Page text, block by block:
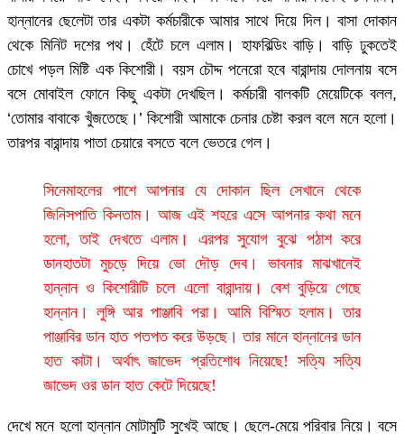
হান্নানের ছেলেটা তার একটা কর্মচারীকে আমার সাথে দিয়ে দিল। বাসা দোকান
থেকে মিনিট দশের পথ। হেঁটে চলে এলাম। হাফবিল্ডিং বাড়ি। বাড়ি ঢুকতেই
চোখে পড়ল মিষ্টি এক কিশোরী। বয়স চৌদ্দ পনেরো হবে বারান্দায় দোলনায় বসে
বসে মোবাইল ফোনে কিছু একটা দেখছিল। কর্মচারী বালকটি মেয়েটিকে বলল,
‘তোমার বাবাকে খুঁজতেছে।’ কিশোরী আমাকে চেনার চেষ্টা করল বলে মনে হলো।
তারপর বারান্দায় পাতা চেয়ারে বসতে বলে ভেতরে গেল।
সিনেমাহলের পাশে আপনার যে দোকান ছিল সেখানে থেকে
জিনিসপাতি কিনতাম। আজ এই শহরে এসে আপনার কথা মনে
হলো, তাই দেখতে এলাম। এরপর সুযোগ বুঝে পঠাশ করে
ডানহাতটা মুচড়ে দিয়ে ভো দৌড় দেব। ভাবনার মাঝখানেই
হান্নান ও কিশোরীটি চলে এলো বারান্দায়। বেশ বুড়িয়ে গেছে
হান্নান। লুঙ্গি আর পাঞ্জাবি পরা। আমি বিস্মিত হলাম। তার
পাঞ্জাবির ডান হাত পতপত করে উড়ছে। তার মানে হান্নানের ডান
হাত কাটা। অর্থাৎ জাভেদ প্রতিশোধ নিয়েছে! সত্যি সত্যি
জাভেদ ওর ডান হাত কেটে দিয়েছে!
দেখে মনে হলো হান্নান মোটামুটি সুখেই আছে। ছেলে-মেয়ে পরিবার নিয়ে। বসে